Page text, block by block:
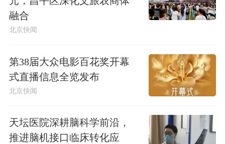
融合
北京快闻
第38届大众电影百花奖开幕
式直播信息全览发布
北京快闻
天坛医院深耕脑科学前沿，
推进脑机接口临床转化应